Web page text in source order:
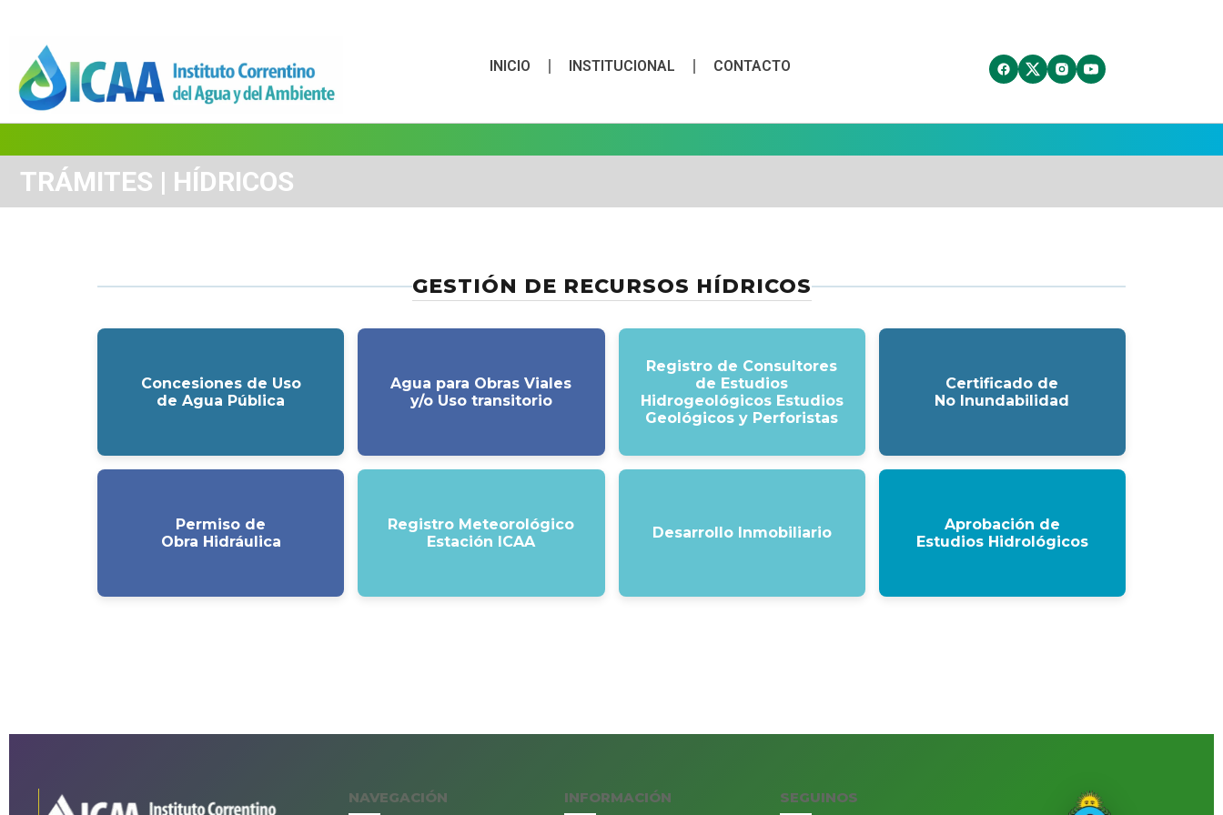
INICIO INSTITUCIONAL CONTACTO
TRÁMITES | HÍDRICOS
GESTIÓN DE RECURSOS HÍDRICOS
Concesiones de Uso
de Agua Pública
Agua para Obras Viales
y/o Uso transitorio
Registro de Consultores
de Estudios
Hidrogeológicos Estudios
Geológicos y Perforistas
Certificado de
No Inundabilidad
Permiso de
Obra Hidráulica
Registro Meteorológico
Estación ICAA
Desarrollo Inmobiliario
Aprobación de
Estudios Hidrológicos
NAVEGACIÓN INFORMACIÓN SEGUINOS